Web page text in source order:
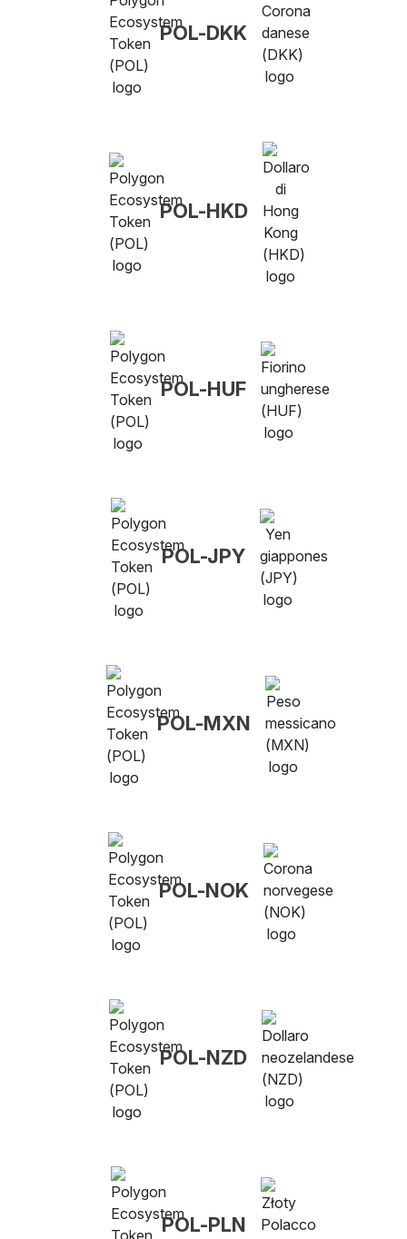
POL-DKK
POL-HKD
POL-HUF
POL-JPY
POL-MXN
POL-NOK
POL-NZD
POL-PLN